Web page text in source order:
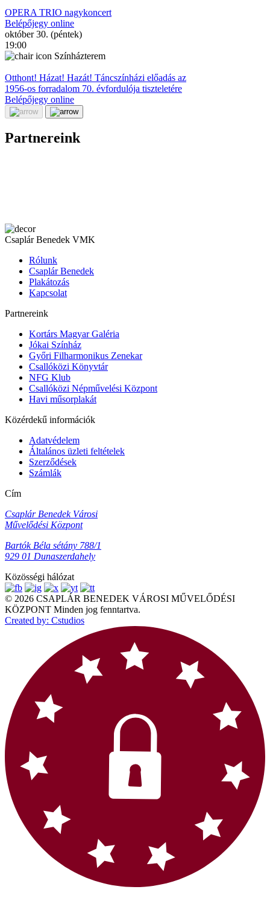
OPERA TRIO nagykoncert
Belépőjegy online
október 30. (péntek)
19:00
Színházterem
Otthont! Házat! Hazát! Táncszínházi előadás az
1956-os forradalom 70. évfordulója tiszteletére
Belépőjegy online
Partnereink
Csaplár Benedek VMK
Rólunk
Csaplár Benedek
Plakátozás
Kapcsolat
Partnereink
Kortárs Magyar Galéria
Jókai Színház
Győri Filharmonikus Zenekar
Csallóközi Könyvtár
NFG Klub
Csallóközi Népművelési Központ
Havi műsorplakát
Közérdekű információk
Adatvédelem
Általános üzleti feltételek
Szerződések
Számlák
Cím
Csaplár Benedek Városi
Művelődési Központ
Bartók Béla sétány 788/1
929 01 Dunaszerdahely
Közösségi hálózat
© 2026 CSAPLÁR BENEDEK VÁROSI MŰVELŐDÉSI
KÖZPONT Minden jog fenntartva.
Created by: Cstudios